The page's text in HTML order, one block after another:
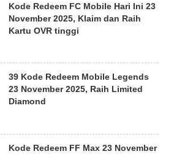
Kode Redeem FC Mobile Hari Ini 23
November 2025, Klaim dan Raih
Kartu OVR tinggi
39 Kode Redeem Mobile Legends
23 November 2025, Raih Limited
Diamond
Kode Redeem FF Max 23 November